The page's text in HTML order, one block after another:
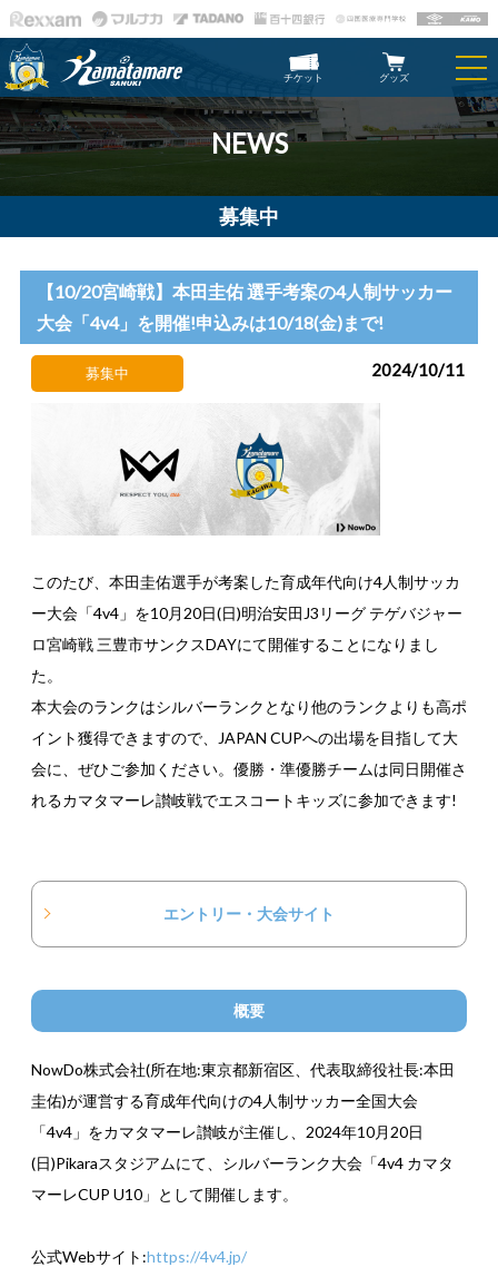
チケット グッズ
NEWS
募集中
【10/20宮崎戦】本田圭佑 選手考案の4人制サッカー
大会「4v4」を開催!申込みは10/18(金)まで!
募集中 2024/10/11
このたび、本田圭佑選手が考案した育成年代向け4人制サッカ
ー大会「4v4」を10月20日(日)明治安田J3リーグ テゲバジャー
ロ宮崎戦 三豊市サンクスDAYにて開催することになりまし
た。
本大会のランクはシルバーランクとなり他のランクよりも高ポ
イント獲得できますので、JAPAN CUPへの出場を目指して大
会に、ぜひご参加ください。優勝・準優勝チームは同日開催さ
れるカマタマーレ讃岐戦でエスコートキッズに参加できます!
エントリー・大会サイト
概要
NowDo株式会社(所在地:東京都新宿区、代表取締役社長:本田
圭佑)が運営する育成年代向けの4人制サッカー全国大会
「4v4」をカマタマーレ讃岐が主催し、2024年10月20日
(日)Pikaraスタジアムにて、シルバーランク大会「4v4 カマタ
マーレCUP U10」として開催します。
公式Webサイト:https://4v4.jp/